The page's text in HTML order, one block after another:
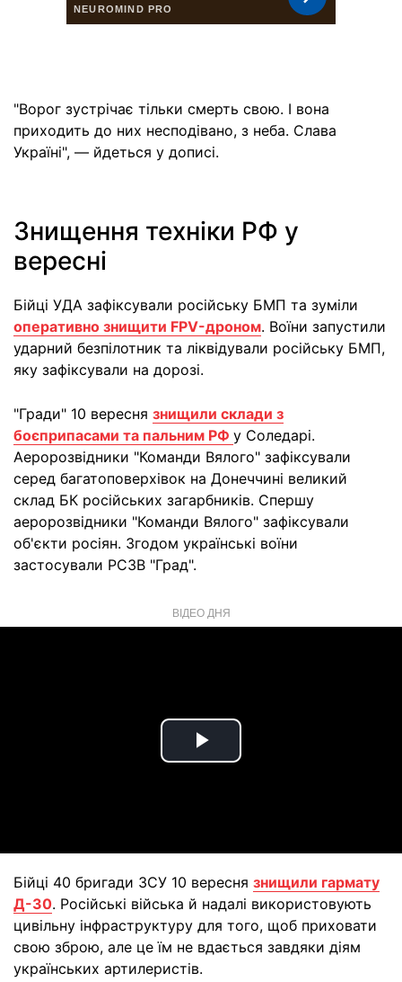
"Ворог зустрічає тільки смерть свою. І вона
приходить до них несподівано, з неба. Слава
Україні", — йдеться у дописі.
Знищення техніки РФ у
вересні
Бійці УДА зафіксували російську БМП та зуміли
оперативно знищити FPV-дроном. Воїни запустили
ударний безпілотник та ліквідували російську БМП,
яку зафіксували на дорозі.
"Гради" 10 вересня знищили склади з
боєприпасами та пальним РФ у Соледарі.
Аеророзвідники "Команди Вялого" зафіксували
серед багатоповерхівок на Донеччині великий
склад БК російських загарбників. Спершу
аеророзвідники "Команди Вялого" зафіксували
об'єкти росіян. Згодом українські воїни
застосували РСЗВ "Град".
ВІДЕО ДНЯ
Play
Бійці 40 бригади ЗСУ 10 вересня знищили гармату
Д-30. Російські війська й надалі використовують
цивільну інфраструктуру для того, щоб приховати
свою зброю, але це їм не вдається завдяки діям
українських артилеристів.